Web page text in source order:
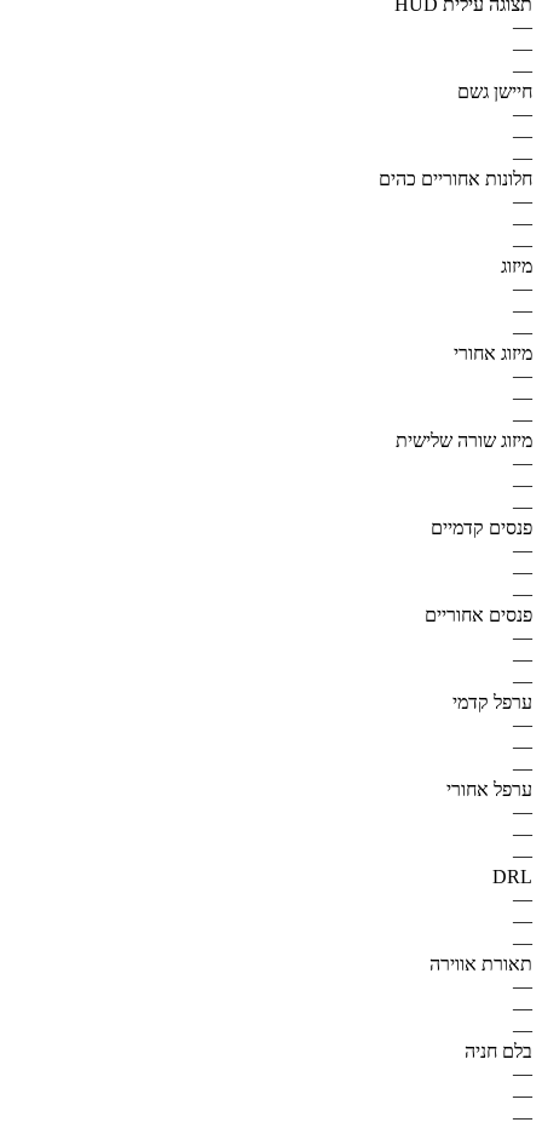
—
—
—
חיישן גשם
—
—
—
חלונות אחוריים כהים
—
—
—
מיזוג
—
—
—
מיזוג אחורי
—
—
—
מיזוג שורה שלישית
—
—
—
פנסים קדמיים
—
—
—
פנסים אחוריים
—
—
—
ערפל קדמי
—
—
—
ערפל אחורי
—
—
—
DRL
—
—
—
תאורת אווירה
—
—
—
בלם חניה
—
—
—